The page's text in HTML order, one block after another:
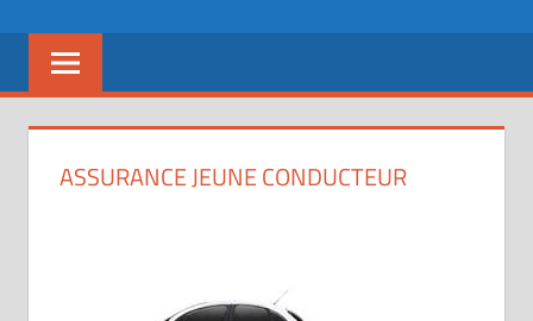
ASSURANCE JEUNE CONDUCTEUR